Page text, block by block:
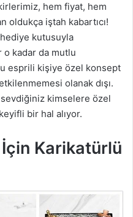
hem fiyat, hem
oldukça iştah kabartıcı!
kutusuyla
o kadar da mutlu
esprili kişiye özel konsept
olanak dışı.
kimselere özel
bir hal alıyor.
İçin Karikatürlü